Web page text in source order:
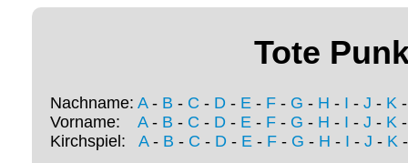
Tote
Nachname: A- B - C - D - E - F - G - H - I - J - K
Vorname: A- B - C - D - E - F - G - H - I - J - K
Kirchspiel: A- B - C - D- E- F- G - H - I - J - K